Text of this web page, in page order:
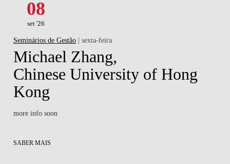
08
set '26
Seminários de Gestão | sexta-feira
Michael Zhang,
Chinese University of Hong
Kong
more info soon
SABER MAIS